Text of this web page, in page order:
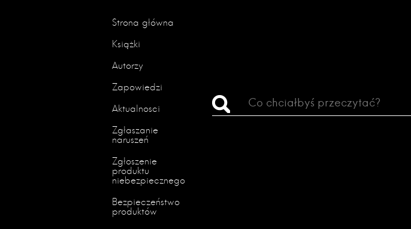
Strona główna
Książki
Autorzy
Zapowiedzi
Aktualności
Zgłaszanie
naruszeń
Zgłoszenie
produktu
niebezpiecznego
Bezpieczeństwo
produktów